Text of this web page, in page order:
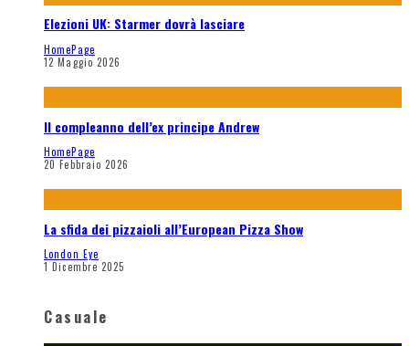
Elezioni UK: Starmer dovrà lasciare
HomePage
12 Maggio 2026
Il compleanno dell’ex principe Andrew
HomePage
20 Febbraio 2026
La sfida dei pizzaioli all’European Pizza Show
London Eye
1 Dicembre 2025
Casuale